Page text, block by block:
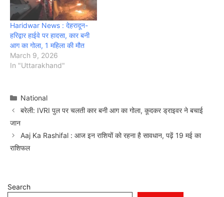
Haridwar News : देहरादून-
हरिद्वार हाईवे पर हादसा, कार बनी
आग का गोला, 1 महिला की मौत
March 9, 2026
In "Uttarakhand"
Categories
National
बरेली: IVRI पुल पर चलती कार बनी आग का गोला, कूदकर ड्राइवर ने बचाई
जान
Aaj Ka Rashifal : आज इन राशियों को रहना है सावधान, पढ़ें 19 मई का
राशिफल
Search